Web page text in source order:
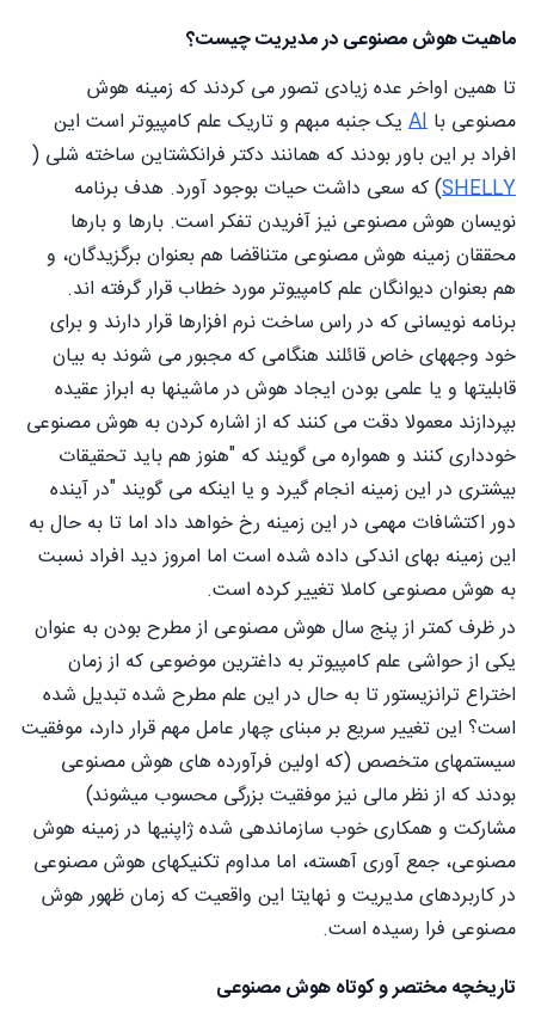
ماهیت هوش مصنوعی در مدیریت چیست؟
تا همین اواخر عده زیادی تصور می کردند که زمینه هوش
مصنوعی با AI یک جنبه مبهم و تاریک علم کامپیوتر است این
افراد بر این باور بودند که همانند دکتر فرانکشتاین ساخته شلی (
SHELLY) که سعی داشت حیات بوجود آورد. هدف برنامه
نویسان هوش مصنوعی نیز آفریدن تفکر است. بارها و بارها
محققان زمینه هوش مصنوعی متناقضا هم بعنوان برگزیدگان، و
هم بعنوان دیوانگان علم کامپیوتر مورد خطاب قرار گرفته اند.
برنامه نویسانی که در راس ساخت نرم افزارها قرار دارند و برای
خود وجههای خاص قائلند هنگامی که مجبور می شوند به بیان
قابلیتها و یا علمی بودن ایجاد هوش در ماشینها به ابراز عقیده
بپردازند معمولا دقت می کنند که از اشاره کردن به هوش مصنوعی
خودداری کنند و همواره می گویند که "هنوز هم باید تحقیقات
بیشتری در این زمینه انجام گیرد و یا اینکه می گویند "در آینده
دور اکتشافات مهمی در این زمینه رخ خواهد داد اما تا به حال به
این زمینه بهای اندکی داده شده است اما امروز دید افراد نسبت
به هوش مصنوعی کاملا تغییر کرده است.
در ظرف کمتر از پنج سال هوش مصنوعی از مطرح بودن به عنوان
یکی از حواشی علم کامپیوتر به داغترین موضوعی که از زمان
اختراع ترانزیستور تا به حال در این علم مطرح شده تبدیل شده
است؟ این تغییر سریع بر مبنای چهار عامل مهم قرار دارد، موفقیت
سیستمهای متخصص (که اولین فرآورده های هوش مصنوعی
بودند که از نظر مالی نیز موفقیت بزرگی محسوب میشوند)
مشارکت و همکاری خوب سازماندهی شده ژاپنیها در زمینه هوش
مصنوعی، جمع آوری آهسته، اما مداوم تکنیکهای هوش مصنوعی
در کاربردهای مدیریت و نهایتا این واقعیت که زمان ظهور هوش
مصنوعی فرا رسیده است.
تاریخچه مختصر و کوتاه هوش مصنوعی